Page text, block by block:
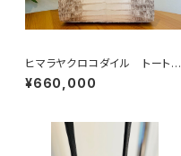
ヒマラヤクロコダイル トートバ
ッグ
¥660,000